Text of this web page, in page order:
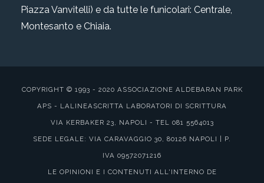
Piazza Vanvitelli) e da tutte le funicolari: Centrale,
Montesanto e Chiaia.
COPYRIGHT © 1993 - 2020 ASSOCIAZIONE ALDEBARAN PARK
APS - LALINEASCRITTA LABORATORI DI SCRITTURA
VIA KERBAKER 23, NAPOLI - TEL 081 5564013
SEDE LEGALE: VIA CARAVAGGIO 30, 80126 NAPOLI | P.
IVA 09572071216
LE OPINIONI E I CONTENUTI ALL'INTERNO DE